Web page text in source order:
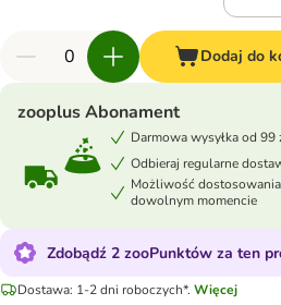
Dodaj do
zooplus Abonament
Darmowa wysyłka od 99
Odbieraj regularne
Możliwość
dowolnym momencie
Zdobądź 2 zooPunktów za ten
Dostawa: 1-2 dni roboczych*. Więcej